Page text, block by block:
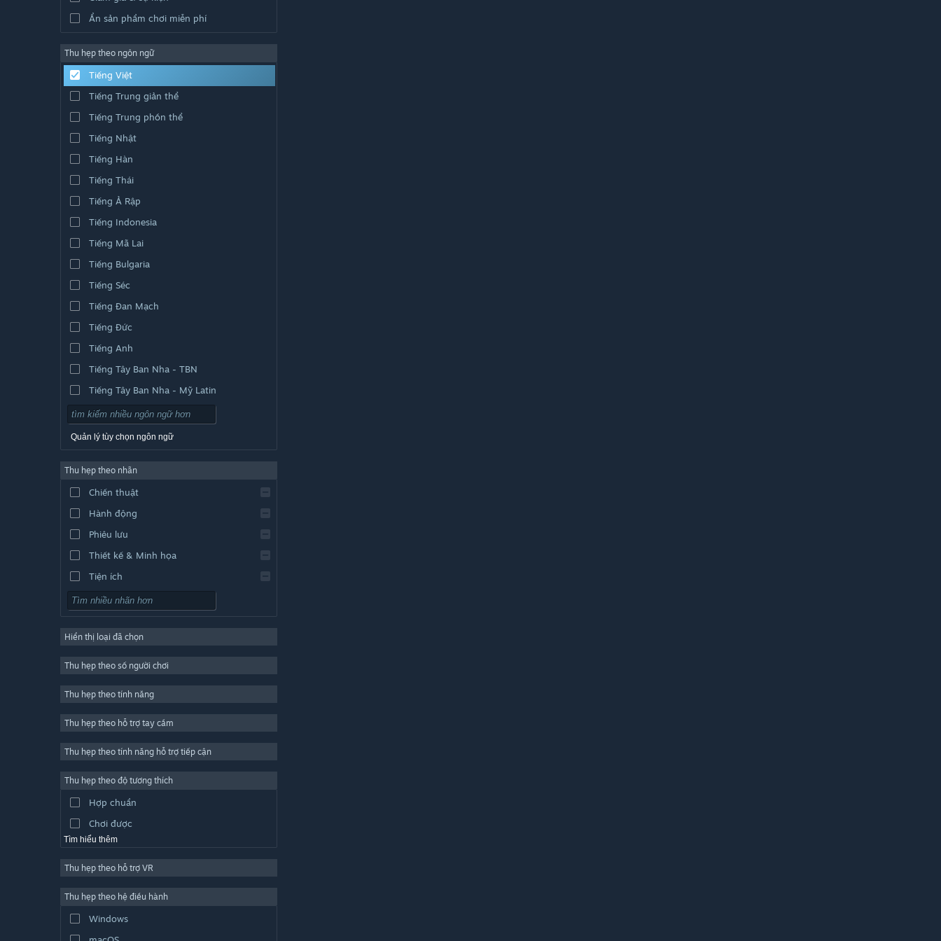
Ẩn sản phẩm chơi miễn phí
Thu hẹp theo ngôn ngữ
Tiếng Việt
Tiếng Trung giản thể
Tiếng Trung phồn thể
Tiếng Nhật
Tiếng Hàn
Tiếng Thái
Tiếng Ả Rập
Tiếng Indonesia
Tiếng Mã Lai
Tiếng Bulgaria
Tiếng Séc
Tiếng Đan Mạch
Tiếng Đức
Tiếng Anh
Tiếng Tây Ban Nha - TBN
Tiếng Tây Ban Nha - Mỹ Latin
Quản lý tùy chọn ngôn ngữ
Thu hẹp theo nhãn
Chiến thuật
Hành động
Phiêu lưu
Thiết kế & Minh họa
Tiện ích
Chơi miễn phí
Trực tuyến nhiều người chơi
Indie
Đơn giản
Mô phỏng
Sản xuất video
Chỉnh sửa ảnh
Hiển thị loại đã chọn
Thu hẹp theo số người chơi
Thu hẹp theo tính năng
Thu hẹp theo hỗ trợ tay cầm
Thu hẹp theo tính năng hỗ trợ tiếp cận
Thu hẹp theo độ tương thích
Hợp chuẩn
Chơi được
Tìm hiểu thêm
Thu hẹp theo hỗ trợ VR
Thu hẹp theo hệ điều hành
Windows